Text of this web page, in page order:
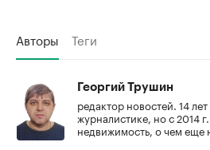
Авторы Теги
Георгий Трушин
редактор новостей. 14
журналистике, но с 2014
недвижимость, о чем еще